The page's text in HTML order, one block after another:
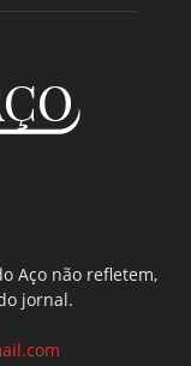
Aço não refletem,
jornal.